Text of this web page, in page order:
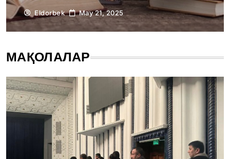
ОШИРИШ ЛОЙИҲАСИ
Eldorbek May 21, 2025
МАҚОЛАЛАР